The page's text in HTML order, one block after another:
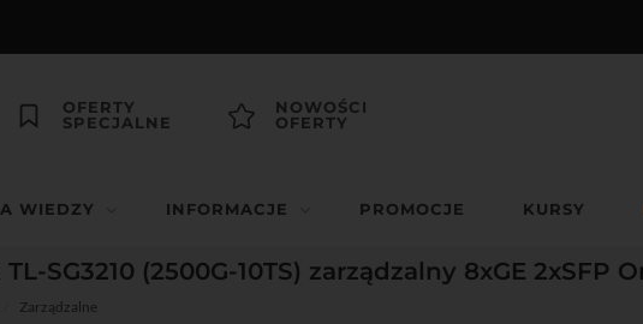
OFERTY
SPECJALNE
NOWOŚCI
OFERTY
WIEDZY INFORMACJE PROMOCJE KURSY
SG3210 (2500G-10TS) zarządzalny 8xGE 2xSFP
Zarządzalne